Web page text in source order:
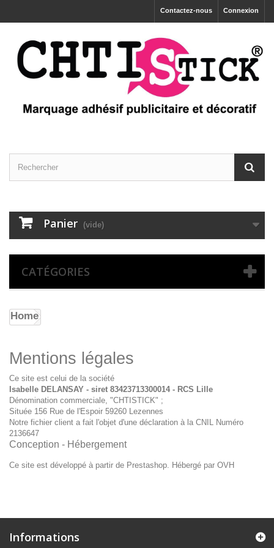
Connexion
Contactez-nous
Panier (vide)
CATÉGORIES
Home
Mentions légales
Ce site est celui de la société
Isabelle DELANSAY - siret 83423713300014 - RCS Lille
Dénomination commerciale, "CHTISTICK" ;
Située 156 Rue de l'Espoir 59260 Lezennes
Notre fichier client a fait l'objet d'une déclaration à la CNIL Numéro
2136647
Conception - Hébergement
Ce site est développé à partir de Prestashop. Hébergé par OVH
Informations